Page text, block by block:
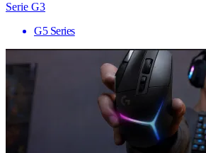
Serie G3
G5 Series